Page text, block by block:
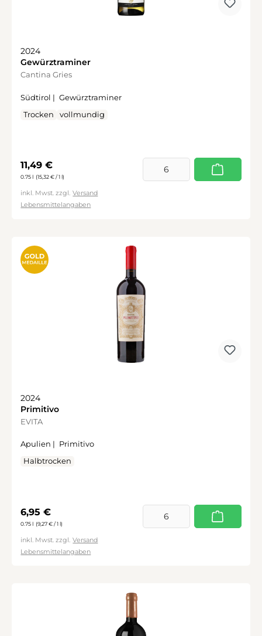
2024
Gewürztraminer
Cantina Gries
Südtirol | Gewürztraminer
Trocken
vollmundig
Regulärer Preis:
11,49 €
0.75 l (15,32 € / 1 l)
inkl. Mwst. zzgl. Versand
Lebensmittelangaben
2024
Primitivo
EVITA
Apulien | Primitivo
Halbtrocken
Regulärer Preis:
6,95 €
0.75 l (9,27 € / 1 l)
inkl. Mwst. zzgl. Versand
Lebensmittelangaben